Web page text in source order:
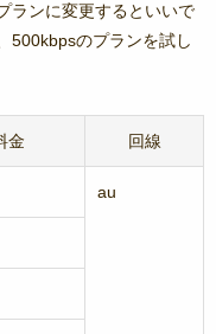
ランに変更するといいで
500kbpsのプランを試し
金 回線
au